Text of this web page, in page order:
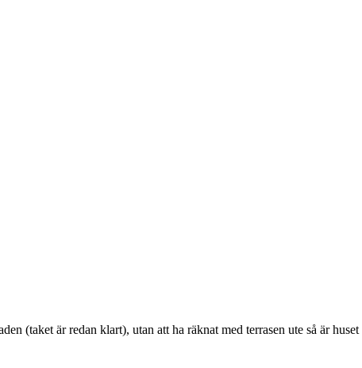
(taket är redan klart), utan att ha räknat med terrasen ute så är huset